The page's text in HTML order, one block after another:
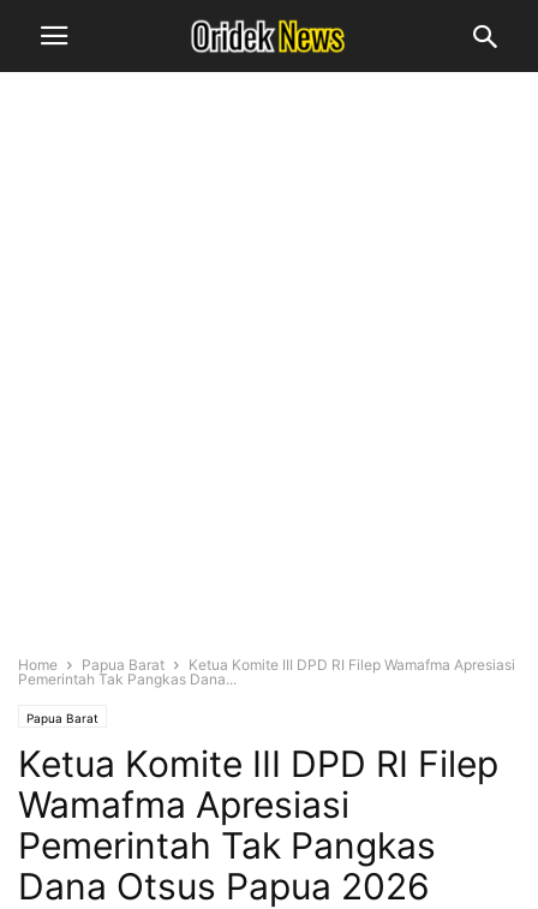
Home Papua Barat
Ketua Komite III DPD RI Filep Wamafma Apresiasi
Pemerintah Tak Pangkas Dana...
Papua Barat
Ketua Komite III DPD RI Filep
Wamafma Apresiasi
Pemerintah Tak Pangkas
Dana Otsus Papua 2026